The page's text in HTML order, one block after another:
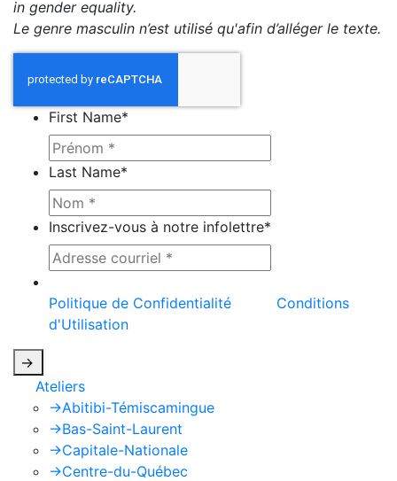
in gender equality.
Le genre masculin n’est utilisé qu'afin d’alléger le texte.
First Name*
Last Name*
Inscrivez-vous à notre infolettre*
Politique de Confidentialité
Conditions
d'Utilisation
->
Ateliers
->Abitibi-Témiscamingue
->Bas-Saint-Laurent
->Capitale-Nationale
->Centre-du-Québec